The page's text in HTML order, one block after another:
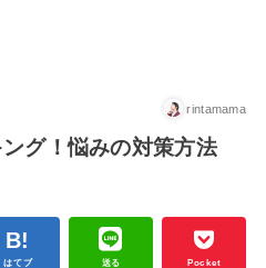
rintamama
グ！悩みの対策方法
はてブ 送る Pocket